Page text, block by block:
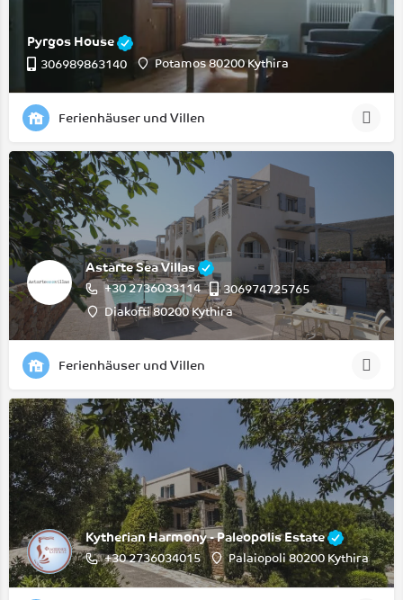
Pyrgos House
306989863140 Potamos 80200 Kythira
Ferienhäuser und Villen
Astarte Sea Villas
+30 2736033114
306974725765
Diakofti 80200 Kythira
Ferienhäuser und Villen
Kytherian Harmony - Paleopolis Estate
+30 2736034015 Palaiopoli 80200 Kythira